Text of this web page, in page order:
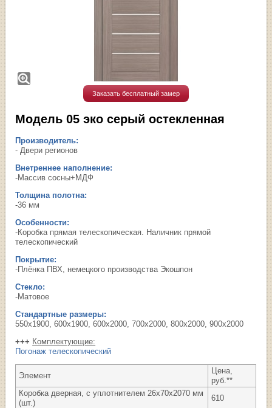
Заказать бесплатный замер
Модель 05 эко серый остекленная
Производитель:
- Двери регионов
Внетреннее наполнение:
-Массив сосны+МДФ
Толщина полотна:
-36 мм
Особенности:
-Коробка прямая телескопическая. Наличник прямой
телескопический
Покрытие:
-Плёнка ПВХ, немецкого производства Экошпон
Стекло:
-Матовое
Стандартные размеры:
550х1900, 600х1900, 600х2000, 700х2000, 800х2000, 900х2000
+++ Комплектующие:
Погонаж телескопический
Элемент
Цена,
руб.**
Коробка дверная, с уплотнителем 26х70х2070 мм
(шт.)
610